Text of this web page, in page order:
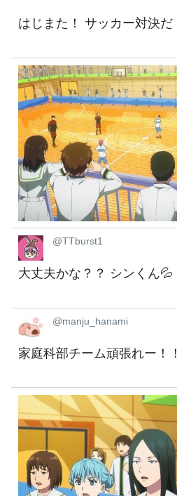
はじまた！ サッカー対決だ
@TTburst1
大丈夫かな？？ シンくん💦
@manju_hanami
家庭科部チーム頑張れー！！